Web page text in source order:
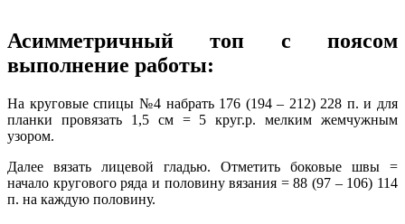
Асимметричный топ с поясом
выполнение работы:
На круговые спицы №4 набрать 176 (194 – 212) 228 п. и для
планки провязать 1,5 см = 5 круг.р. мелким жемчужным
узором.
Далее вязать лицевой гладью. Отметить боковые швы =
начало кругового ряда и половину вязания = 88 (97 – 106) 114
п. на каждую половину.